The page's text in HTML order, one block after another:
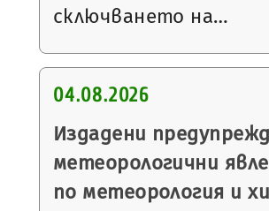
сключването на…
04.08.2026
Издадени
метеорологични
по метеорология и